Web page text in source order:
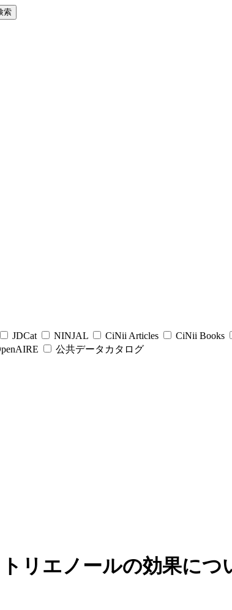
索
JDCat NINJAL CiNii Articles CiNii Books
公共データカタログ
リエノールの効果につ